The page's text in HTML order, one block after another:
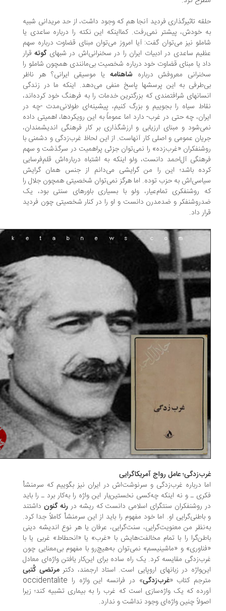
تاثیرگذاری فردید آنجا هم که وجود داشت، از حد مریدانی شبیه
خودش، پیش‏تر نمی‏‌رفت. کمااینکه این نکته را درباره ساعدی یا
نیز می‏‌توان گفت: آیا امروز می‌‏توان مبنای قضاوت درباره سهم
ساعدی در ادبیات ایران را در سخنرانی‏‌اش در شب‏هایگوتهقرار
یا مبنای قضاوت خود درباره شخصیت بی‏‌مانندی همچون شاملو را
معروفش دربارهشاهنامهیا موسیقی ایرانی؟ هر ناظر
به این پرسش‏ها پاسخ منفی می‏‌دهد. اینکه ما در زندگی
شرافتمندی که بزرگترین خدمات را به فرهنگ خود کرده‏‌اند،
سیاه را بجوییم و بزرگ کنیم، پیشینه‌‏ای طولانی‏‌مدت -چه در
چه حتی در غرب- دارد اما عموماً به این رویکردها، اهمیتی داده
و مبنای ارزیابی و ارزشگذاری بر کار فرهنگی اندیشمندان،
عمومی و اصلی کار آن‏ها‏ست. از این لحاظ غرب‌زدگی و دشمنی با
«غرب‌زده» را نمی‌‏توان جزئی پراهمیت در سرگذشت و سهم
آل‏‌احمد دانست، ولو اینکه به اشتباه درباره‏‌اش قلم‌‏فرسایی
باشد؛ این را من گرایشی می‏‌دانم از جنس همان گرایش
به حزب توده. اما هرگز نمی‌‏توان شخصیتی همچون جلال را
روشنفکری تمام‏‌عیار، ولو با بسیاری باورهای سنتی بود، یک
و ضدمدرن دانست و او را در کنار شخصیتی چون فردید
داد.
عامل رواج آمریکاگرایی
درباره غرب‌زدگی و سرنوشت‌اش در ایران نیز بگوییم که سرمنشأ
ـ و نه اینکه چه‌کسی نخستین‌بار این واژه را به‌کار برد ـ را باید
روشنفکران سنت‏گرای اسلامی دانست که ریشه دررنه گنونداشتند
او. اما خود مفهوم را باید از این سرمنشأ کاملاً جدا کرد.
من معنویت‏‌گرایی، سنت‏‌گرایی، عرفان یا هر نوع اندیشه دینی
را با تمام مخالفت‏‌هایش با «غرب» یا «انحطاط» غربی یا با
و «ماشینیسم» نمی‌‏توان به‌هیچ‌رو با مفهوم بی‏‌معنایی چون
مقایسه کرد. یک راه ساده برای این‌کار یافتن واژه‌‏ای معادل
در زبان‏های اروپایی است. استاد ارجمند، دکتر مرتضی کُتبی
کتاب «غرب‌زدگی
» در فرانسه این واژه را occidentalite
که یک واژه‌‏سازی است که غرب را به بیماری تشبیه کند؛ زیرا
چنین واژه‏‌ای وجود نداشت و ندارد.